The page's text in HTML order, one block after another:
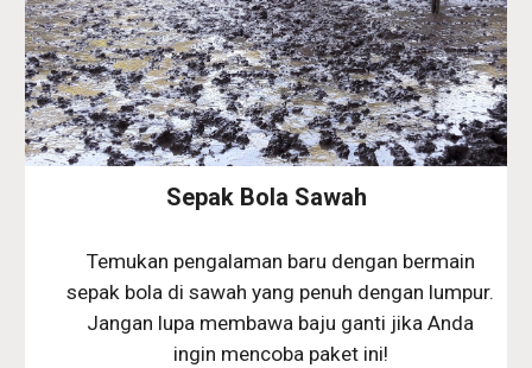
Sepak Bola Sawah
Temukan pengalaman baru dengan bermain
sepak bola di sawah yang penuh dengan lumpur.
Jangan lupa membawa baju ganti jika Anda
ingin mencoba paket ini!